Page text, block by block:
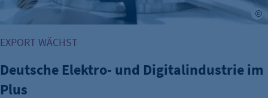
für ein eventuelles Opt-Out verwendet.
"no" - 50 Jahre "yes" - 480 Tage
fe_typo_user
EXPORT WÄCHST
Deutsche Elektro- und Digitalindustrie im
Plus